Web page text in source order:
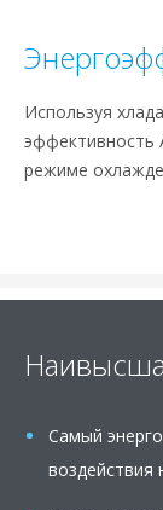
Используя
эффективность
режиме
Самый